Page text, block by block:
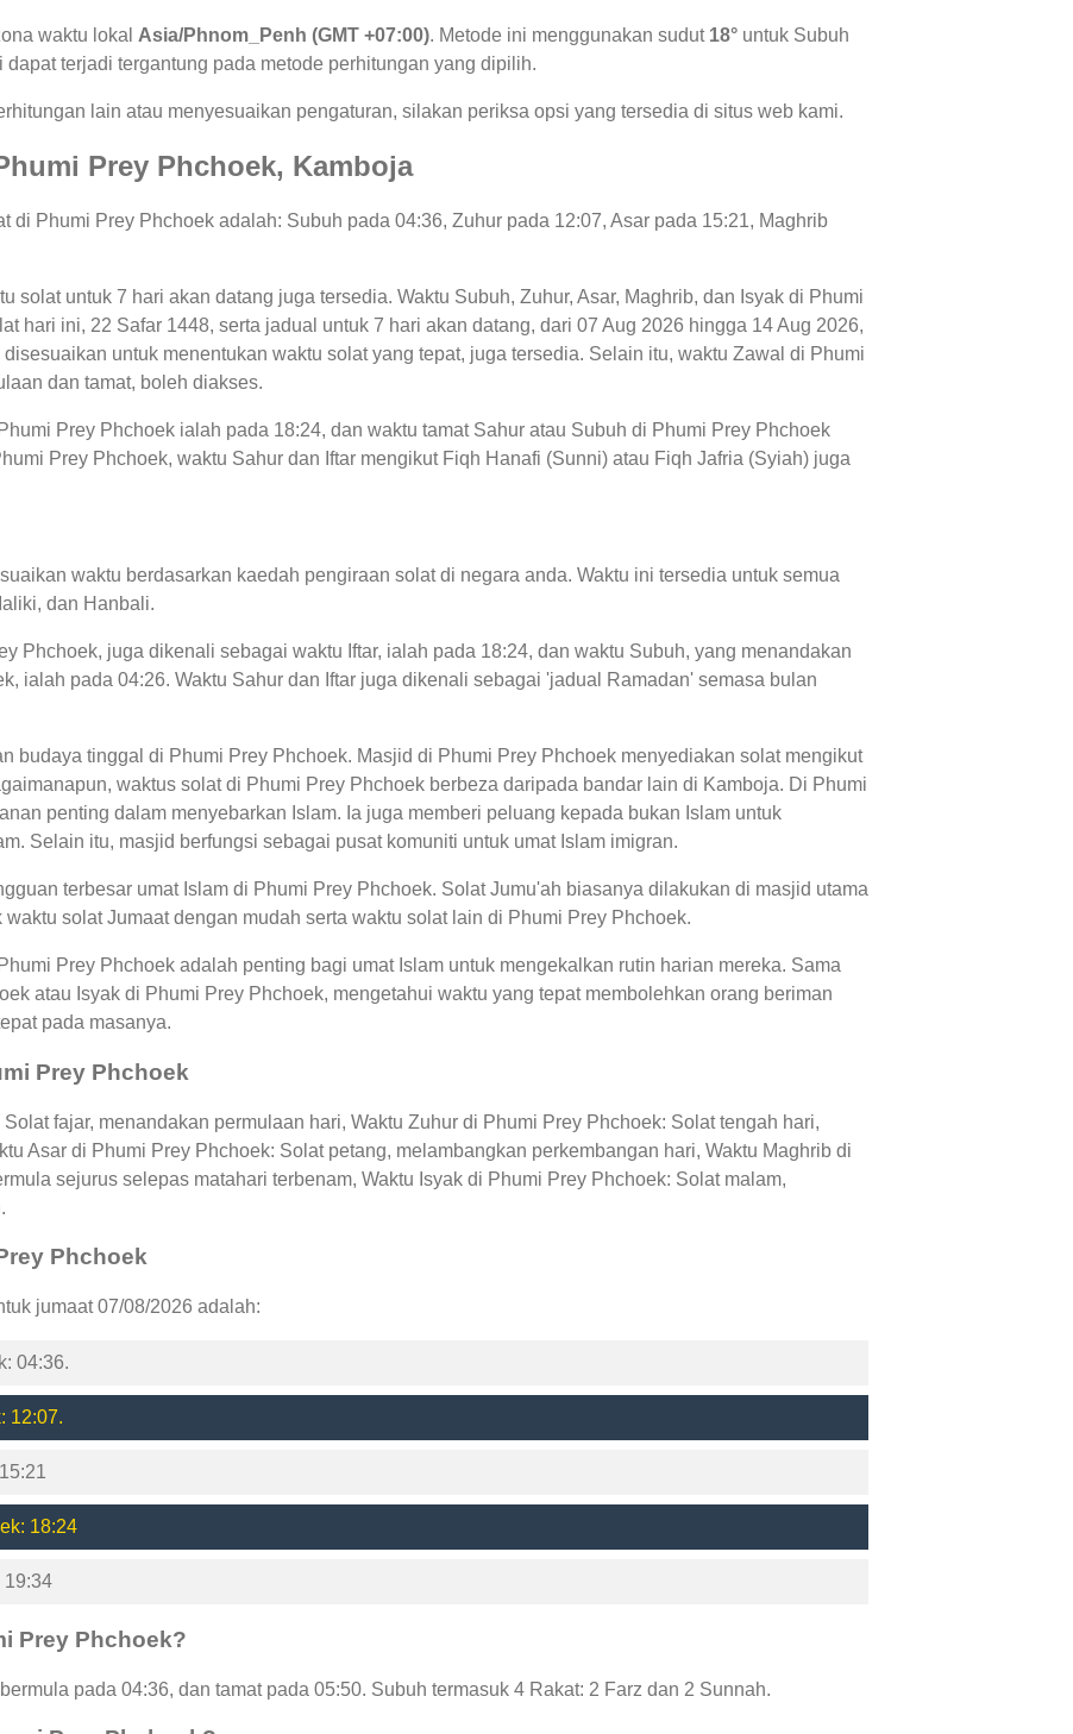
waktu lokal Asia/Phnom_Penh (GMT +07:00). Metode ini menggunakan sudut 18° untuk Subuh
dapat terjadi tergantung pada metode perhitungan yang dipilih.
lain atau menyesuaikan pengaturan, silakan periksa opsi yang tersedia di situs web kami.
Prey Phchoek, Kamboja
di Phumi Prey Phchoek adalah: Subuh pada 04:36, Zuhur pada 12:07, Asar pada 15:21, Maghrib
solat untuk 7 hari akan datang juga tersedia. Waktu Subuh, Zuhur, Asar, Maghrib, dan Isyak di Phumi
hari ini, 22 Safar 1448, serta jadual untuk 7 hari akan datang, dari 07 Aug 2026 hingga 14 Aug 2026,
untuk menentukan waktu solat yang tepat, juga tersedia. Selain itu, waktu Zawal di Phumi
dan tamat, boleh diakses.
Prey Phchoek ialah pada 18:24, dan waktu tamat Sahur atau Subuh di Phumi Prey Phchoek
Prey Phchoek, waktu Sahur dan Iftar mengikut Fiqh Hanafi (Sunni) atau Fiqh Jafria (Syiah) juga
waktu berdasarkan kaedah pengiraan solat di negara anda. Waktu ini tersedia untuk semua
dan Hanbali.
Phchoek, juga dikenali sebagai waktu Iftar, ialah pada 18:24, dan waktu Subuh, yang menandakan
ialah pada 04:26. Waktu Sahur dan Iftar juga dikenali sebagai 'jadual Ramadan' semasa bulan
budaya tinggal di Phumi Prey Phchoek. Masjid di Phumi Prey Phchoek menyediakan solat mengikut
waktus solat di Phumi Prey Phchoek berbeza daripada bandar lain di Kamboja. Di Phumi
penting dalam menyebarkan Islam. Ia juga memberi peluang kepada bukan Islam untuk
Selain itu, masjid berfungsi sebagai pusat komuniti untuk umat Islam imigran.
terbesar umat Islam di Phumi Prey Phchoek. Solat Jumu'ah biasanya dilakukan di masjid utama
solat Jumaat dengan mudah serta waktu solat lain di Phumi Prey Phchoek.
Prey Phchoek adalah penting bagi umat Islam untuk mengekalkan rutin harian mereka. Sama
atau Isyak di Phumi Prey Phchoek, mengetahui waktu yang tepat membolehkan orang beriman
pada masanya.
Prey Phchoek
fajar, menandakan permulaan hari, Waktu Zuhur di Phumi Prey Phchoek: Solat tengah hari,
Asar di Phumi Prey Phchoek: Solat petang, melambangkan perkembangan hari, Waktu Maghrib di
sejurus selepas matahari terbenam, Waktu Isyak di Phumi Prey Phchoek: Solat malam,
Phchoek
jumaat 07/08/2026 adalah:
04:36.
12:07.
18:24
19:34
Prey Phchoek?
pada 04:36, dan tamat pada 05:50. Subuh termasuk 4 Rakat: 2 Farz dan 2 Sunnah.